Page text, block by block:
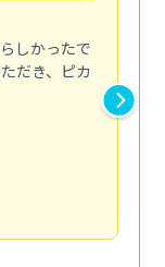
しかったで
だき、ピカ